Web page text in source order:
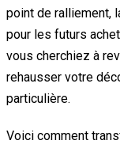
point de ralliement,
pour les futurs
vous cherchiez à
rehausser votre
particulière.
Voici comment